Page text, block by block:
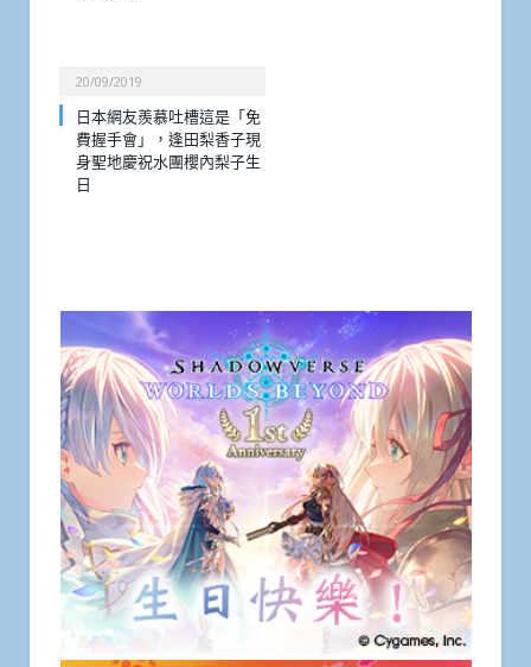
20/09/2019
日本網友羨慕吐槽這是「免
費握手會」，逢田梨香子現
身聖地慶祝水團櫻內梨子生
日